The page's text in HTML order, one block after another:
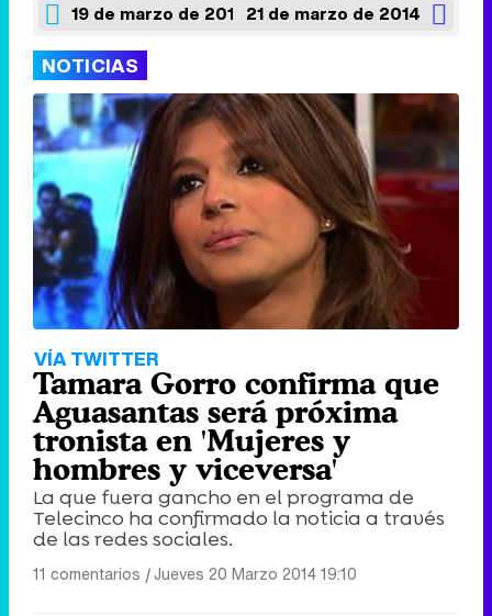
19 de marzo de 2014 21 de marzo de 2014
NOTICIAS
VÍA TWITTER
Tamara Gorro confirma que
Aguasantas será próxima
tronista en 'Mujeres y
hombres y viceversa'
La que fuera gancho en el programa de
Telecinco ha confirmado la noticia a través
de las redes sociales.
11 comentarios |Jueves 20 Marzo 2014 19:10